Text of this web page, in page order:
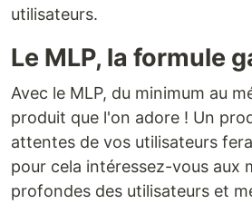
utilisateurs.
Le MLP, la formule
Avec le MLP, du minimum au
produit que l'on adore ! Un
attentes de vos utilisateurs
pour cela intéressez-vous aux
profondes des utilisateurs et